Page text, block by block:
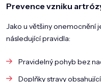
Prevence vzniku
Jako u většiny onemocnění
následující pravidla:
Pravidelný pohyb bez
Doplňky stravy obsahující